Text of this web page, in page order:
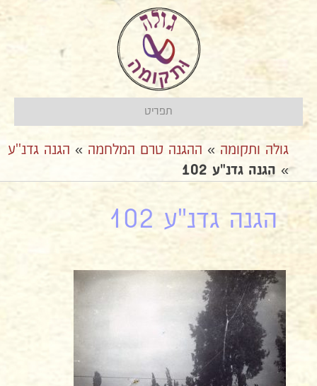
תפריט
גולה ותקומה » ההגנה טרם המלחמה » הגנה גדנ''ע
» הגנה גדנ"ע 102
הגנה גדנ"ע 102